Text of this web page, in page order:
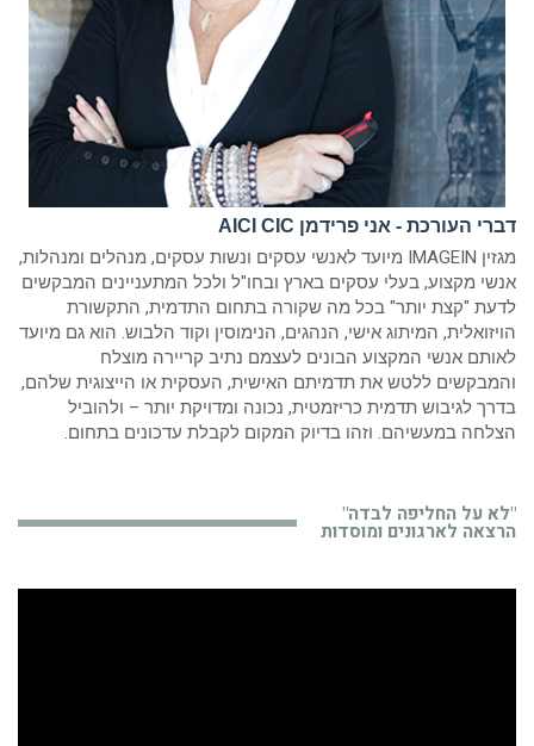
דברי העורכת - אני פרידמן AICI CIC
מגזין IMAGEIN מיועד לאנשי עסקים ונשות עסקים, מנהלים ומנהלות,
אנשי מקצוע, בעלי עסקים בארץ ובחו"ל ולכל המתעניינים המבקשים
לדעת "קצת יותר" בכל מה שקורה בתחום התדמית, התקשורת
הויזואלית, המיתוג אישי, הנהגים, הנימוסין וקוד הלבוש. הוא גם מיועד
לאותם אנשי המקצוע הבונים לעצמם נתיב קריירה מוצלח
והמבקשים ללטש את תדמיתם האישית, העסקית או הייצוגית שלהם,
בדרך לגיבוש תדמית כריזמטית, נכונה ומדויקת יותר – ולהוביל
הצלחה במעשיהם. וזהו בדיוק המקום לקבלת עדכונים בתחום.
"לא על החליפה לבדה"
הרצאה לארגונים ומוסדות